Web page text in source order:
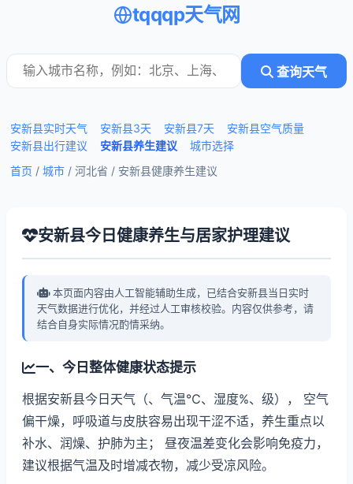
tqqqp天气网
查询天气
安新县实时天气 安新县3天 安新县7天
安新县空气质量
安新县出行建议
安新县养生建议
城市选择
首页 / 城市 / 河北省 / 安新县健康养生建议
安新县今日健康养生与居家护理建议
本页面内容由人工智能辅助生成，已结合安新县当日实时
天气数据进行优化，并经过人工审核校验。内容仅供参考，请
结合自身实际情况酌情采纳。
一、今日整体健康状态提示
根据安新县今日天气（、气温℃、湿度%、级）， 空气
偏干燥，呼吸道与皮肤容易出现干涩不适，养生重点以
补水、润燥、护肺为主； 昼夜温差变化会影响免疫力，
建议根据气温及时增减衣物，减少受凉风险。